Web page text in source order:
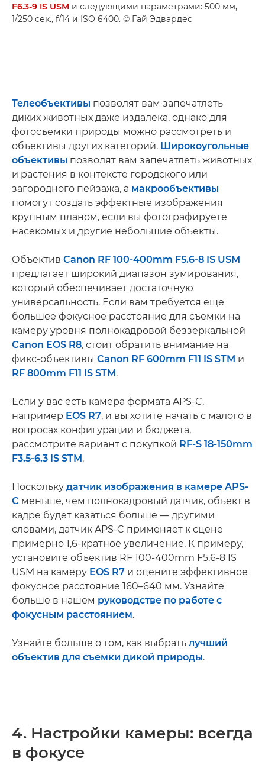
F6.3-9 IS USM и следующими параметрами: 500 мм,
1/250 сек., f/14 и ISO 6400. © Гай Эдвардес
Телеобъективы позволят вам запечатлеть
диких животных даже издалека, однако для
фотосъемки природы можно рассмотреть и
объективы других категорий. Широкоугольные
объективы позволят вам запечатлеть животных
и растения в контексте городского или
загородного пейзажа, а макрообъективы
помогут создать эффектные изображения
крупным планом, если вы фотографируете
насекомых и другие небольшие объекты.
Объектив Canon RF 100-400mm F5.6-8 IS USM
предлагает широкий диапазон зумирования,
который обеспечивает достаточную
универсальность. Если вам требуется еще
большее фокусное расстояние для съемки на
камеру уровня полнокадровой беззеркальной
Canon EOS R8, стоит обратить внимание на
фикс-объективы Canon RF 600mm F11 IS STM и
RF 800mm F11 IS STM.
Если у вас есть камера формата APS-C,
например EOS R7, и вы хотите начать с малого в
вопросах конфигурации и бюджета,
рассмотрите вариант с покупкой RF-S 18-150mm
F3.5-6.3 IS STM.
Поскольку датчик изображения в камере APS-
C меньше, чем полнокадровый датчик, объект в
кадре будет казаться больше — другими
словами, датчик APS-C применяет к сцене
примерно 1,6-кратное увеличение. К примеру,
установите объектив RF 100-400mm F5.6-8 IS
USM на камеру EOS R7 и оцените эффективное
фокусное расстояние 160–640 мм. Узнайте
больше в нашем руководстве по работе с
фокусным расстоянием.
Узнайте больше о том, как выбрать лучший
объектив для съемки дикой природы.
4. Настройки камеры: всегда
в фокусе